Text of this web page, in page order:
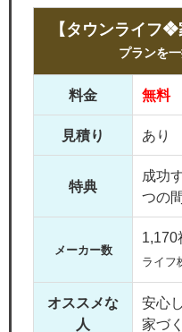
【タウンライフ❖
プランを
料金 無料
見積り あり
特典
成功
つの
メーカー数
1,170
ライフ
オススメな
人
安心
家づ